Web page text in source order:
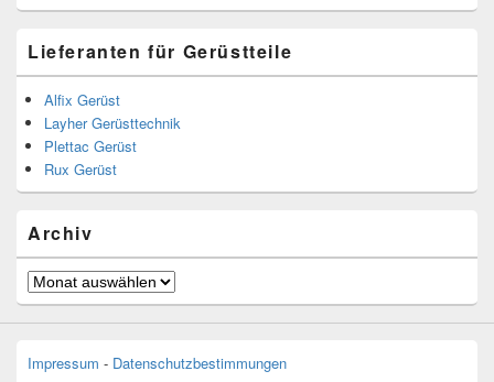
Lieferanten für Gerüstteile
Alfix Gerüst
Layher Gerüsttechnik
Plettac Gerüst
Rux Gerüst
Archiv
Archiv
Impressum - Datenschutzbestimmungen